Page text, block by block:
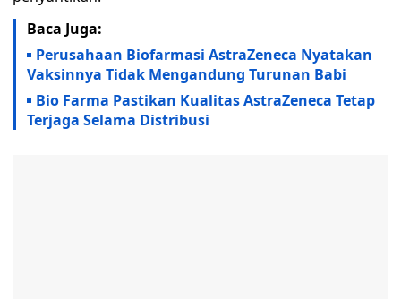
Baca Juga:
Perusahaan Biofarmasi AstraZeneca Nyatakan
Vaksinnya Tidak Mengandung Turunan Babi
Bio Farma Pastikan Kualitas AstraZeneca Tetap
Terjaga Selama Distribusi